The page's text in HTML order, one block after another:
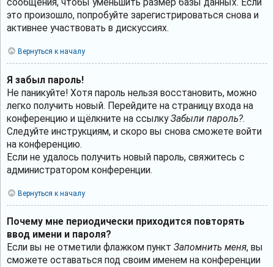
сообщения, чтобы уменьшить размер базы данных. Если
это произошло, попробуйте зарегистрироваться снова и
активнее участвовать в дискуссиях.
Вернуться к началу
Я забыл пароль!
Не паникуйте! Хотя пароль нельзя восстановить, можно
легко получить новый. Перейдите на страницу входа на
конференцию и щёлкните на ссылкуЗабыли пароль?.
Следуйте инструкциям, и скоро вы снова сможете войти
на конференцию.
Если не удалось получить новый пароль, свяжитесь с
администратором конференции.
Вернуться к началу
Почему мне периодически приходится повторять
ввод имени и пароля?
Если вы не отметили флажком пункт Запомнить меня, вы
сможете оставаться под своим именем на конференции